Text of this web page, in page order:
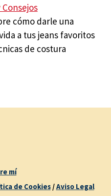
Consejos
cómo darle una
a tus jeans favoritos
de costura
mí
de Cookies/Aviso Legal